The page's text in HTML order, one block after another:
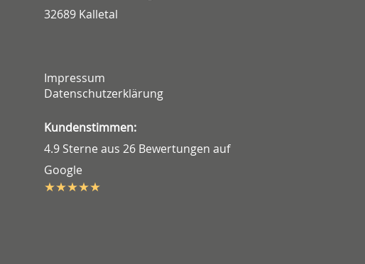
32689 Kalletal
Impressum
Datenschutzerklärung
Kundenstimmen:
4.9 Sterne aus 26 Bewertungen auf
Google